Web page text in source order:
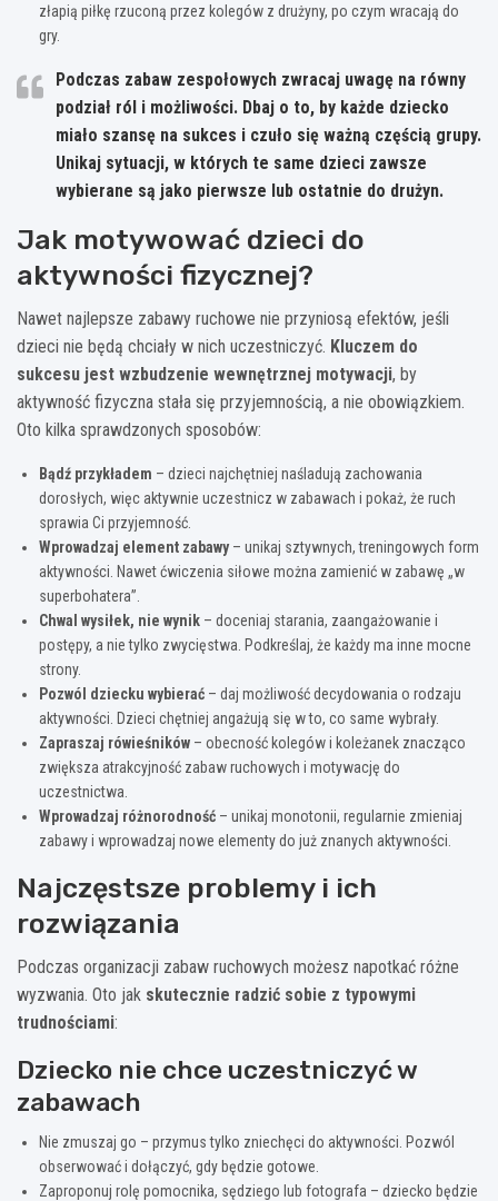
złapią piłkę rzuconą przez kolegów z drużyny, po czym wracają do
gry.
Podczas zabaw zespołowych zwracaj uwagę na równy
podział ról i możliwości. Dbaj o to, by każde dziecko
miało szansę na sukces i czuło się ważną częścią grupy.
Unikaj sytuacji, w których te same dzieci zawsze
wybierane są jako pierwsze lub ostatnie do drużyn.
Jak motywować dzieci do
aktywności fizycznej?
Nawet najlepsze zabawy ruchowe nie przyniosą efektów, jeśli
dzieci nie będą chciały w nich uczestniczyć. Kluczem do
sukcesu jest wzbudzenie wewnętrznej motywacji, by
aktywność fizyczna stała się przyjemnością, a nie obowiązkiem.
Oto kilka sprawdzonych sposobów:
Bądź przykładem – dzieci najchętniej naśladują zachowania
dorosłych, więc aktywnie uczestnicz w zabawach i pokaż, że ruch
sprawia Ci przyjemność.
Wprowadzaj element zabawy– unikaj sztywnych, treningowych form
aktywności. Nawet ćwiczenia siłowe można zamienić w zabawę „w
superbohatera”.
Chwal wysiłek, nie wynik – doceniaj starania, zaangażowanie i
postępy, a nie tylko zwycięstwa. Podkreślaj, że każdy ma inne mocne
strony.
Pozwól dziecku wybierać – daj możliwość decydowania o rodzaju
aktywności. Dzieci chętniej angażują się w to, co same wybrały.
Zapraszaj rówieśników – obecność kolegów i koleżanek znacząco
zwiększa atrakcyjność zabaw ruchowych i motywację do
uczestnictwa.
Wprowadzaj różnorodność – unikaj monotonii, regularnie zmieniaj
zabawy i wprowadzaj nowe elementy do już znanych aktywności.
Najczęstsze problemy i ich
rozwiązania
Podczas organizacji zabaw ruchowych możesz napotkać różne
wyzwania. Oto jak skutecznie radzić sobie z typowymi
trudnościami:
Dziecko nie chce uczestniczyć w
zabawach
Nie zmuszaj go – przymus tylko zniechęci do aktywności. Pozwól
obserwować i dołączyć, gdy będzie gotowe.
Zaproponuj rolę pomocnika, sędziego lub fotografa – dziecko będzie